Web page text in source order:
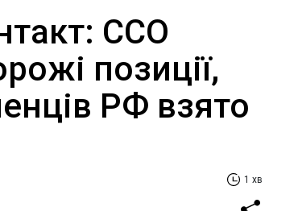
ССО
позиції,
РФ взято
1 хв